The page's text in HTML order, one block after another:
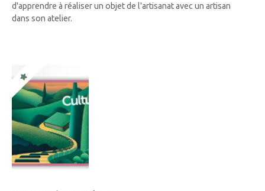
d'apprendre à réaliser un objet de l'artisanat avec un artisan
dans son atelier.